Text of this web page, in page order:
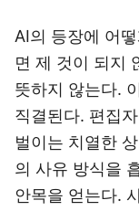
AI의 등장에 어
면 제 것이 되지
뜻하지 않는다.
직결된다. 편집
벌이는 치열한
의 사유 방식을
안목을 얻는다.